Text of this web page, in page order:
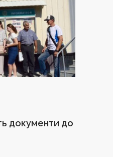
документи до